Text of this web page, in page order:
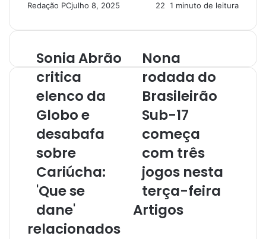
Redação PCjulho 8, 2025 22 1 minuto de leitura
Sonia Abrão
critica
elenco da
Globo e
desabafa
sobre
Cariúcha:
'Que se
dane'
Nona
rodada do
Brasileirão
Sub-17
começa
com três
jogos nesta
terça-feira
Artigos
relacionados